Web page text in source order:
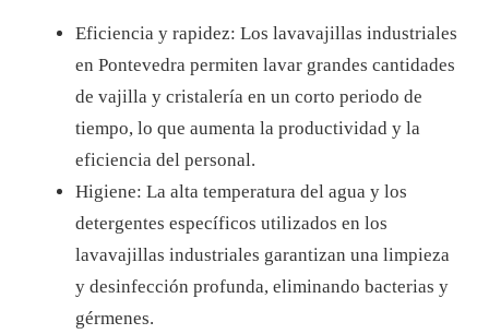
Eficiencia y rapidez: Los lavavajillas industriales
en Pontevedra permiten lavar grandes cantidades
de vajilla y cristalería en un corto periodo de
tiempo, lo que aumenta la productividad y la
eficiencia del personal.
Higiene: La alta temperatura del agua y los
detergentes específicos utilizados en los
lavavajillas industriales garantizan una limpieza
y desinfección profunda, eliminando bacterias y
gérmenes.